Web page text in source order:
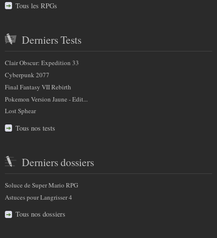
Tous les RPGs
Derniers Tests
Clair Obscur: Expedition 33
Cyberpunk 2077
Final Fantasy VII Rebirth
Pokemon Version Jaune - Edit...
Lost Sphear
Tous nos tests
Derniers dossiers
Soluce de Super Mario RPG
Astuces pour Langrisser 4
Tous nos dossiers